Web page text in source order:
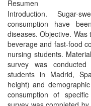
Resumen
Introduction. Sugar-
consumption have
diseases. Objective.
beverage and fast-food
nursing students.
survey was
students in Madrid,
height) and
consumption of